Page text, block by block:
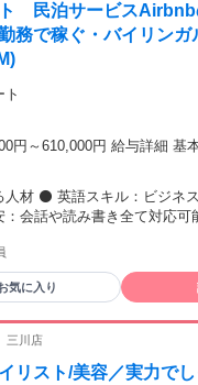
民泊サービスAirbnb
務で稼ぐ・バイリンガ
ト
円～610,000円 給与詳細 基
皆勤・家族手当金額：あり 全
与 月給 550,000円～ ※深夜帯勤
夜割増を含めると月給は
定年収 6,600,000円～） ※月
)昇給あり ■時間外手当(全額
定通り時給の25%割増にて給与計算
月末締めの、翌月末払いと
合は、初月は入社日～月末ま
のお支払いとなります
人材 ⚫ 英語スキル：ビジネ
：会話や読み書き全て対応可
ること） ⚫ Google
たコミュニケーション力 ⚫
KPIの理解とデータを読める
ター、カスタマーサポートの
(ホー
気に入り
三川店
リスト/美容／実力で